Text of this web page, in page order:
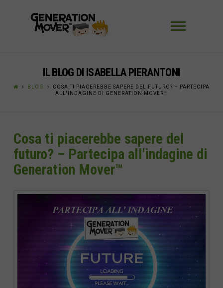
IL BLOG DI ISABELLA PIERANTONI
BLOG
COSA TI PIACEREBBE SAPERE DEL FUTURO? – PARTECIPA
ALL'INDAGINE DI GENERATION MOVER™
Cosa ti piacerebbe sapere del
futuro? – Partecipa all'indagine di
Generation Mover™